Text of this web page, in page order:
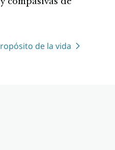
compasivas de
de la vida